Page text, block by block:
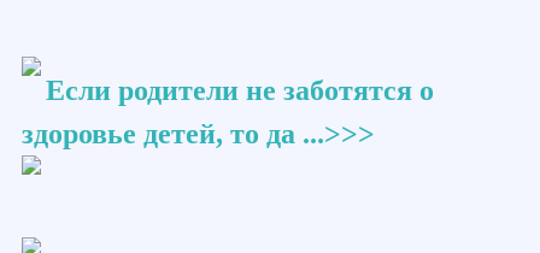
Если родители не заботятся о
здоровье детей, то да ...>>>